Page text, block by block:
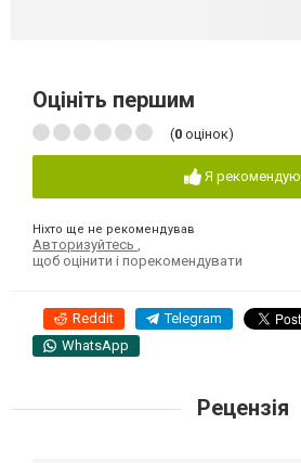
Оцініть першим
(0 оцінок)
Я рекомендую
Ніхто ще не рекомендував
Авторизуйтесь ,
щоб оцінити і порекомендувати
Reddit Telegram
WhatsApp
Рецензія